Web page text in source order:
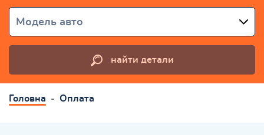
Модель авто
найти детали
Головна Оплата